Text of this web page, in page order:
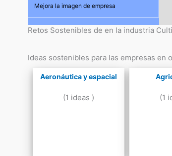
Mejora la imagen de empresa
Retos Sostenibles de en la industria
Ideas sostenibles para las empresas en
Aeronáutica y espacial
(1 ideas ) (1